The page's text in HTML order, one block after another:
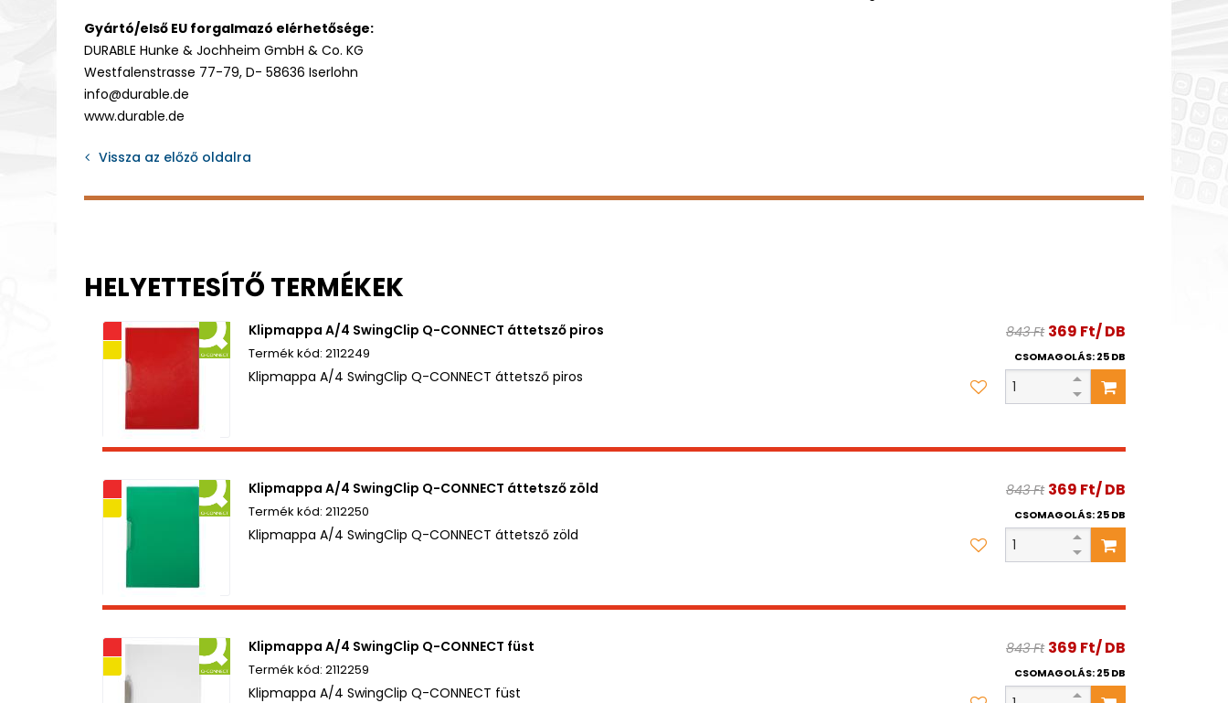
Gyártó/első EU forgalmazó elérhetősége:
DURABLE Hunke & Jochheim GmbH & Co. KG
Westfalenstrasse 77-79, D- 58636 Iserlohn
info@durable.de
www.durable.de
Vissza az előző oldalra
HELYETTESÍTŐ TERMÉKEK
Klipmappa A/4 SwingClip Q-CONNECT áttetsző piros
2112249
Klipmappa A/4 SwingClip Q-CONNECT áttetsző piros
843 Ft 369 Ft/ DB
CSOMAGOLÁS: 25 DB
Klipmappa A/4 SwingClip Q-CONNECT áttetsző zöld
2112250
Klipmappa A/4 SwingClip Q-CONNECT áttetsző zöld
843 Ft 369 Ft/ DB
CSOMAGOLÁS: 25 DB
Klipmappa A/4 SwingClip Q-CONNECT füst
2112259
Klipmappa A/4 SwingClip Q-CONNECT füst
843 Ft 369 Ft/ DB
CSOMAGOLÁS: 25 DB